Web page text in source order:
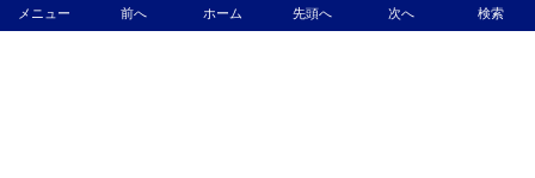
メニュー 検索
前へ ホーム 先頭へ 次へ